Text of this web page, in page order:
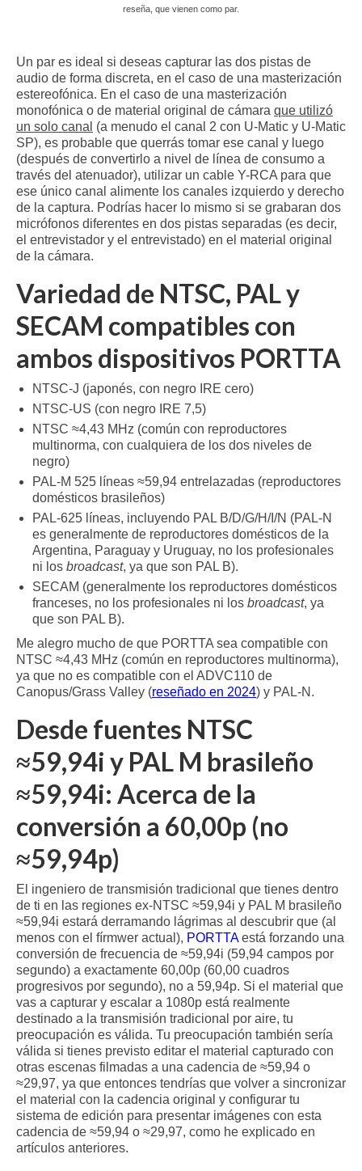
reseña, que vienen como par.
Un par es ideal si deseas capturar las dos pistas de
audio de forma discreta, en el caso de una masterización
estereofónica. En el caso de una masterización
monofónica o de material original de cámara que utilizó
un solo canal (a menudo el canal 2 con U-Matic y U-Matic
SP), es probable que querrás tomar ese canal y luego
(después de convertirlo a nivel de línea de consumo a
través del atenuador), utilizar un cable Y-RCA para que
ese único canal alimente los canales izquierdo y derecho
de la captura. Podrías hacer lo mismo si se grabaran dos
micrófonos diferentes en dos pistas separadas (es decir,
el entrevistador y el entrevistado) en el material original
de la cámara.
Variedad de NTSC, PAL y
SECAM compatibles con
ambos dispositivos PORTTA
NTSC-J (japonés, con negro IRE cero)
NTSC-US (con negro IRE 7,5)
NTSC ≈4,43 MHz (común con reproductores
multinorma, con cualquiera de los dos niveles de
negro)
PAL-M 525 líneas ≈59,94 entrelazadas (reproductores
domésticos brasileños)
PAL-625 líneas, incluyendo PAL B/D/G/H/I/N (PAL-N
es generalmente de reproductores domésticos de la
Argentina, Paraguay y Uruguay, no los profesionales
ni los broadcast, ya que son PAL B).
SECAM (generalmente los reproductores domésticos
franceses, no los profesionales ni los broadcast, ya
que son PAL B).
Me alegro mucho de que PORTTA sea compatible con
NTSC ≈4,43 MHz (común en reproductores multinorma),
ya que no es compatible con el ADVC110 de
Canopus/Grass Valley (reseñado en 2024) y PAL-N.
Desde fuentes NTSC
≈59,94i y PAL M brasileño
≈59,94i: Acerca de la
conversión a 60,00p (no
≈59,94p)
El ingeniero de transmisión tradicional que tienes dentro
de ti en las regiones ex-NTSC ≈59,94i y PAL M brasileño
≈59,94i estará derramando lágrimas al descubrir que (al
menos con el fírmwer actual), PORTTAestá forzando una
conversión de frecuencia de ≈59,94i (59,94 campos por
segundo) a exactamente 60,00p (60,00 cuadros
progresivos por segundo), no a 59,94p. Si el material que
vas a capturar y escalar a 1080p está realmente
destinado a la transmisión tradicional por aire, tu
preocupación es válida. Tu preocupación también sería
válida si tienes previsto editar el material capturado con
otras escenas filmadas a una cadencia de ≈59,94 o
≈29,97, ya que entonces tendrías que volver a sincronizar
el material con la cadencia original y configurar tu
sistema de edición para presentar imágenes con esta
cadencia de ≈59,94 o ≈29,97, como he explicado en
artículos anteriores.